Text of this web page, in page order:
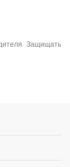
Защищать
тел. 8-499-